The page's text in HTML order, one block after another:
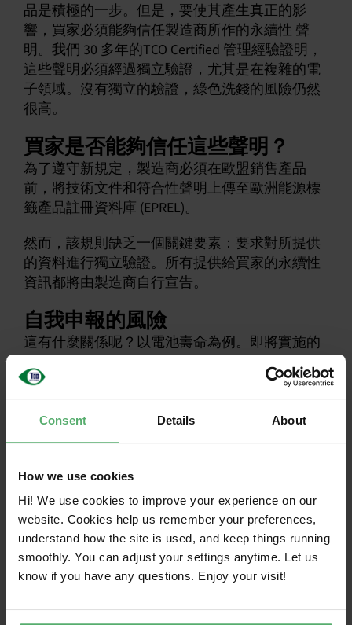
Consent Details About
How we use cookies
Hi! We use cookies to improve your experience on our
website. Cookies help us remember your preferences,
understand how the site is used, and keep things running
smoothly. You can adjust your settings anytime. Let us
know if you have any questions. Enjoy your visit!
品是積極的一步。但是，要使其產生真正的影
響，買家必須能夠信任製造商所作的永續性 聲
明。我們 30 多年的TCO Certified 管理經驗證明，
這些聲明必須經過獨立驗證，尤其是在複雜的電
子領域。沒有獨立的驗證，綠色洗錢的風險仍然
很高。
買家是否能夠信任這些聲明？
為了遵守新規定，製造商必須在歐盟銷售產品
前，將技術文件和符合性聲明上傳至歐洲能源標
籤產品註冊資料庫 (EPREL)。
然而，該規則缺乏一個關鍵要素：要求對所提供
的資料進行獨立驗證。所有提供給買家的永續性
資訊都將由製造商自行宣告。
自我申報的風險
這有什麼關係呢？以電池壽命為例。即將實施的
歐盟法規要求行動裝置電池在經過 800 次循環測
試後，至少要保留 80% 的容量，這比現在通常測
試的基準還要高。根據我們TCO Certified經驗，電
池最常進行的測試是 300 次循環測試。
池測試結果進行獨立驗證，也不要求提交測試報
告。這明顯會造成洗綠、誤導買家的風險，最終
無法達到預期的永續性 效益。
未經驗證，洗綠的大門仍然敞開
買家有能力根據電池壽命和可修復性的可靠資訊